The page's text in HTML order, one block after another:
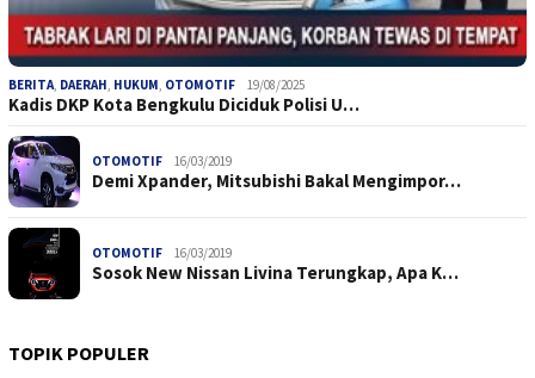
BERITA, DAERAH, HUKUM, OTOMOTIF 19/08/2025
Kadis DKP Kota Bengkulu Diciduk Polisi U…
OTOMOTIF 16/03/2019
Demi Xpander, Mitsubishi Bakal Mengimpor…
OTOMOTIF 16/03/2019
Sosok New Nissan Livina Terungkap, Apa K…
TOPIK POPULER